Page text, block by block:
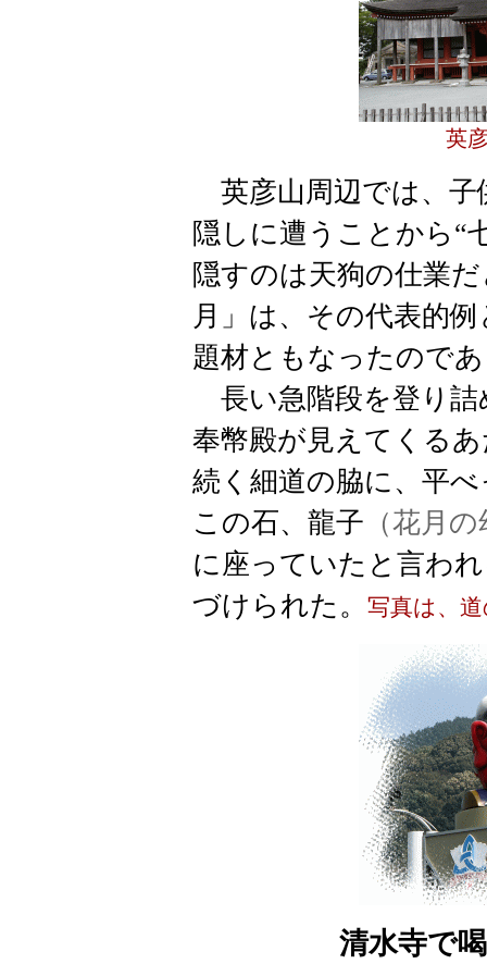
英
英彦山周辺では、子
隠しに遭うことから“
隠すのは天狗の仕業
月」は、その代表的
題材ともなったので
長い急階段を登り詰
奉幣殿が見えてくる
続く細道の脇に、平
この石、龍子 （花月
に座っていたと言わ
づけられた。
写真は、
清水寺で